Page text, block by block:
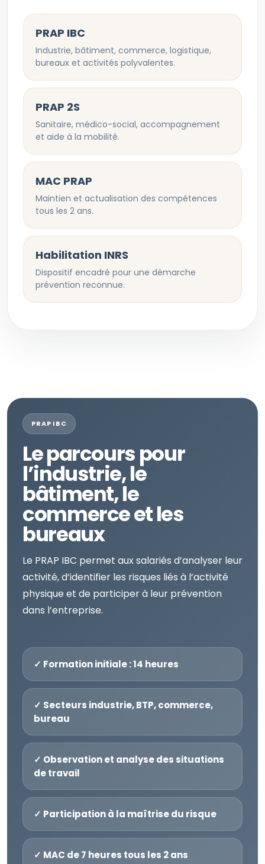
PRAP IBC
Industrie, bâtiment, commerce, logistique,
bureaux et activités polyvalentes.
PRAP 2S
Sanitaire, médico-social, accompagnement
et aide à la mobilité.
MAC PRAP
Maintien et actualisation des compétences
tous les 2 ans.
Habilitation INRS
Dispositif encadré pour une démarche
prévention reconnue.
PRAP IBC
Le parcours pour
l’industrie, le
bâtiment, le
commerce et les
bureaux
Le PRAP IBC permet aux salariés d’analyser leur
activité, d’identifier les risques liés à l’activité
physique et de participer à leur prévention
dans l’entreprise.
✓ Formation initiale : 14 heures
✓ Secteurs industrie, BTP, commerce,
bureau
✓ Observation et analyse des situations
de travail
✓ Participation à la maîtrise du risque
✓ MAC de 7 heures tous les 2 ans